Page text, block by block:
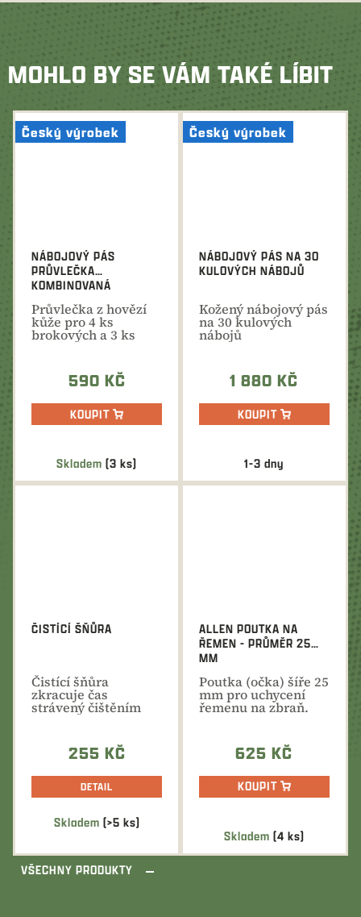
MOHLO BY SE VÁM TAKÉ LÍBIT
Český výrobek
Skladem(3 ks)
NÁBOJOVÝ PÁS
PRŮVLEČKA
KOMBINOVANÁ
Průvlečka z hovězí
kůže pro 4 ks
brokových a 3 ks
kulových nábojů.
590 KČ
KOUPIT
Český výrobek
1-3 dny
NÁBOJOVÝ PÁS NA 30
KULOVÝCH NÁBOJŮ
Kožený nábojový pás
na 30 kulových
nábojů
1 880 KČ
KOUPIT
Průměrné
produktu
je
Skladem (>5 ks)
ČISTÍCÍ ŠŇŮRA
Čistící šňůra
zkracuje čas
strávený čištěním
zbraně, protože
255 KČ
DETAIL
Skladem (4 ks)
ALLEN POUTKA NA
ŘEMEN - PRŮMĚR 25
MM
Poutka (očka) šíře 25
mm pro uchycení
řemenu na zbraň.
625 KČ
KOUPIT
VŠECHNY PRODUKTY